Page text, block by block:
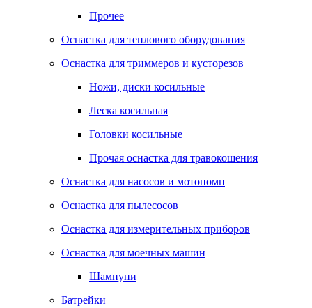
Прочее
Оснастка для теплового оборудования
Оснастка для триммеров и кусторезов
Ножи, диски косильные
Леска косильная
Головки косильные
Прочая оснастка для травокошения
Оснастка для насосов и мотопомп
Оснастка для пылесосов
Оснастка для измерительных приборов
Оснастка для моечных машин
Шампуни
Батрейки